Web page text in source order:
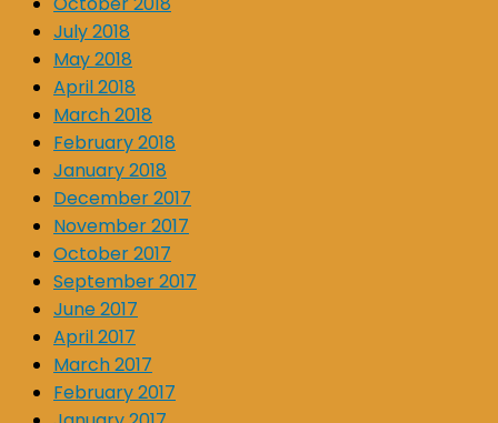
July 2018
May 2018
April 2018
March 2018
February 2018
January 2018
December 2017
November 2017
October 2017
September 2017
June 2017
April 2017
March 2017
February 2017